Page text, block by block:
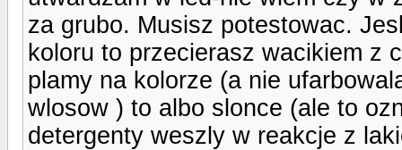
za grubo. Musisz potestowac.
koloru to przecierasz wacikiem z
plamy na kolorze (a nie
wlosow ) to albo slonce (ale to
detergenty weszly w reakcje z